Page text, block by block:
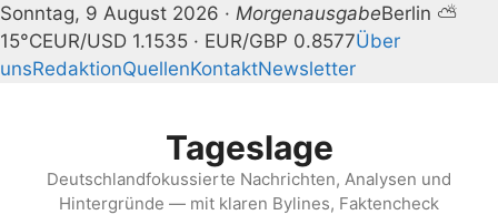
Sonntag, 9 August 2026 · MorgenausgabeBerlin ⛅
15°CEUR/USD 1.1535 · EUR/GBP 0.8577Über
unsRedaktionQuellenKontaktNewsletter
Tageslage
Deutschlandfokussierte Nachrichten, Analysen und
Hintergründe — mit klaren Bylines, Faktencheck